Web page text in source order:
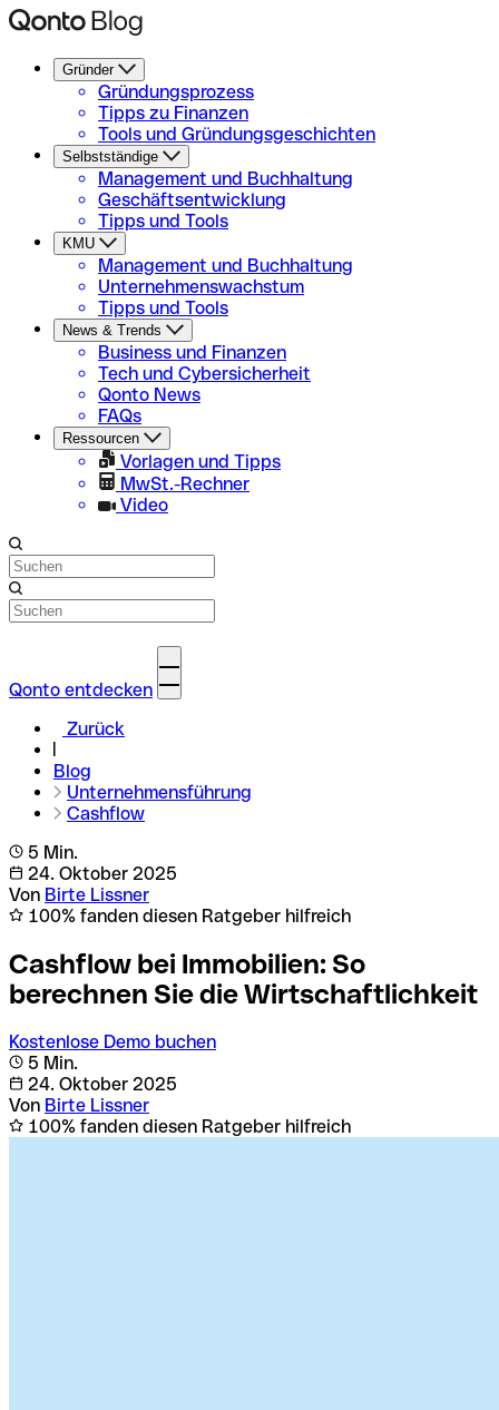
Gründer
Gründungsprozess
Tipps zu Finanzen
Tools und Gründungsgeschichten
Selbstständige
Management und Buchhaltung
Geschäftsentwicklung
Tipps und Tools
KMU
Management und Buchhaltung
Unternehmenswachstum
Tipps und Tools
News & Trends
Business und Finanzen
Tech und Cybersicherheit
Qonto News
FAQs
Ressourcen
Vorlagen und Tipps
MwSt.-Rechner
Video
Qonto entdecken
Zurück
Blog
Unternehmensführung
Cashflow
5 Min.
24. Oktober 2025
Von Birte Lissner
100% fanden diesen Ratgeber hilfreich
Cashflow bei Immobilien: So
berechnen Sie die Wirtschaftlichkeit
Kostenlose Demo buchen
5 Min.
24. Oktober 2025
Von Birte Lissner
100% fanden diesen Ratgeber hilfreich